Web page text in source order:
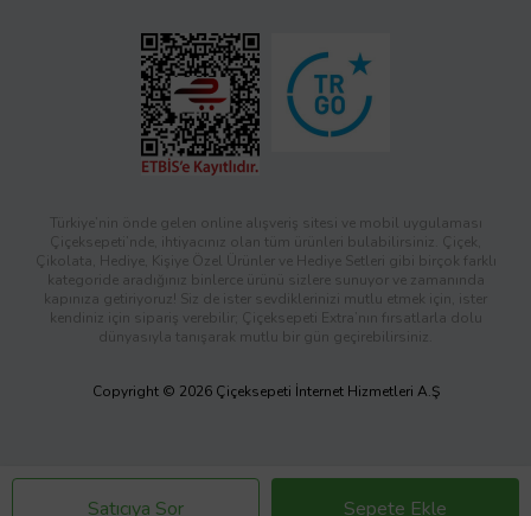
Satıcıya Sor Sepete Ekle
Türkiye’nin önde gelen online alışveriş sitesi ve mobil uygulaması
Çiçeksepeti’nde, ihtiyacınız olan tüm ürünleri bulabilirsiniz. Çiçek,
Çikolata, Hediye, Kişiye Özel Ürünler ve Hediye Setleri gibi birçok farklı
kategoride aradığınız binlerce ürünü sizlere sunuyor ve zamanında
kapınıza getiriyoruz! Siz de ister sevdiklerinizi mutlu etmek için, ister
kendiniz için sipariş verebilir; Çiçeksepeti Extra’nın fırsatlarla dolu
dünyasıyla tanışarak mutlu bir gün geçirebilirsiniz.
Copyright © 2026 Çiçeksepeti İnternet Hizmetleri A.Ş